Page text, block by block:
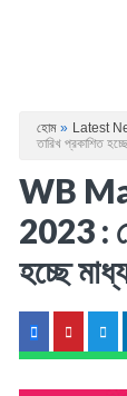
হোম » Latest
তারিখ প্রকাশিত
WB
2023 :
হচ্ছে